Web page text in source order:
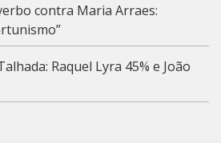
contra Maria Arraes:
Raquel Lyra 45% e João